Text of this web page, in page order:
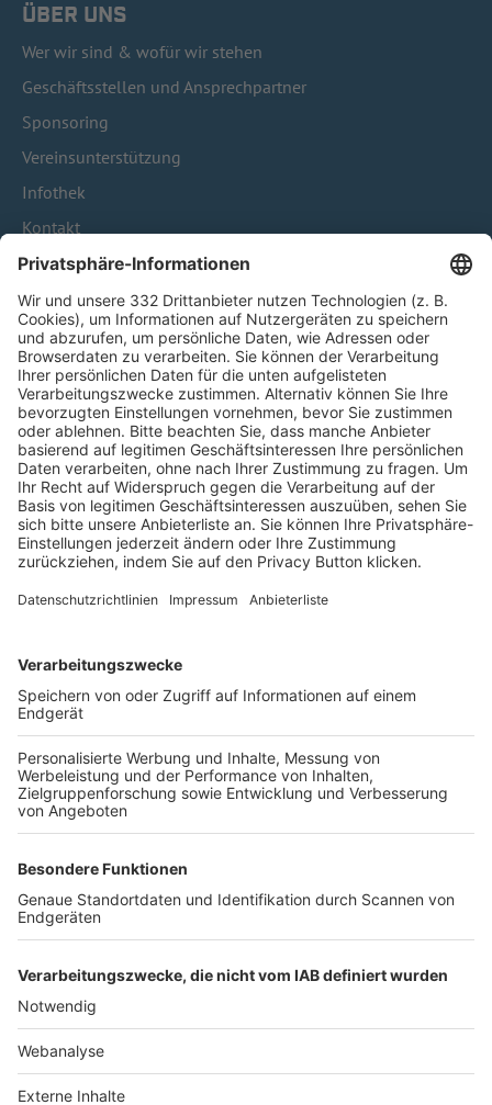
ÜBER UNS
Wer wir sind & wofür wir stehen
Geschäftsstellen und Ansprechpartner
Sponsoring
Vereinsunterstützung
Infothek
Kontakt
HÄUFIG BESUCHTE SEITEN
Pässe und Vereinswechsel
Trainerausbildung
Schulungsangebot Vereinsmitarbeiter
BFV-Geschäftsstellen
Trainerbörse
Login SpielPlus
FOLGE DEM BFV
TOP-VEREINE
TOP-PARTNER
Nutzungsbedingungen Datenschutz Impressum